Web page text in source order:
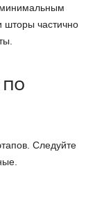
шторы частично
Следуйте